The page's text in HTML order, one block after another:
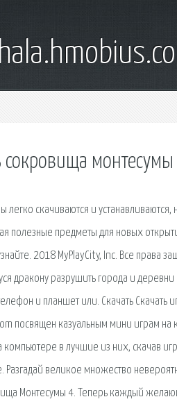
сокровища монтесумы
легко скачиваются и
полезные предметы для новых
2018 MyPlayCity, Inc. Все права
дракону разрушить города и
и планшет или. Скачать Скачать
посвящен казуальным мини играм
компьютере в лучшие из них, скачав
Разгадай великое множество
Монтесумы 4. Теперь каждый